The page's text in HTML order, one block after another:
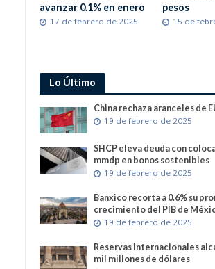
avanzar 0.1% en enero
17 de febrero de 2025
pesos
15 de
Lo Último
China rechaza aranceles de
19 de febrero de 2025
SHCP eleva deuda con
mmdp en bonos sostenibles
19 de febrero de 2025
Banxico recorta a 0.6% su
crecimiento del PIB de
19 de febrero de 2025
Reservas internacionales
mil millones de dólares